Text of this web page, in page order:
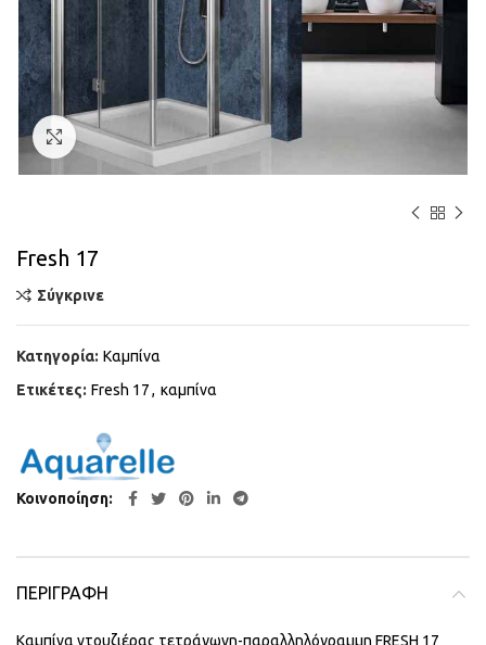
Κάντε κλικ για μεγέθυνση
Fresh 17
Σύγκρινε
Κατηγορία: Καμπίνα
Ετικέτες: Fresh 17, καμπίνα
Κοινοποίηση
ΠΕΡΙΓΡΑΦΉ
Καμπίνα ντουζιέρας τετράγωνη-παραλληλόγραμμη FRESH 17